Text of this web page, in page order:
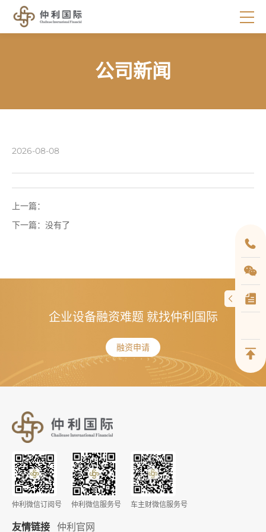
公司新闻
2026-08-08
上一篇：
下一篇： 没有了
企业设备融资难题 就找仲利国际
融资申请
仲利微信订阅号 仲利微信服务号 车主财微信服务号
友情链接 仲利官网